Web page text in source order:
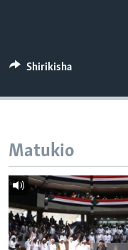
Shirikisha
Matukio